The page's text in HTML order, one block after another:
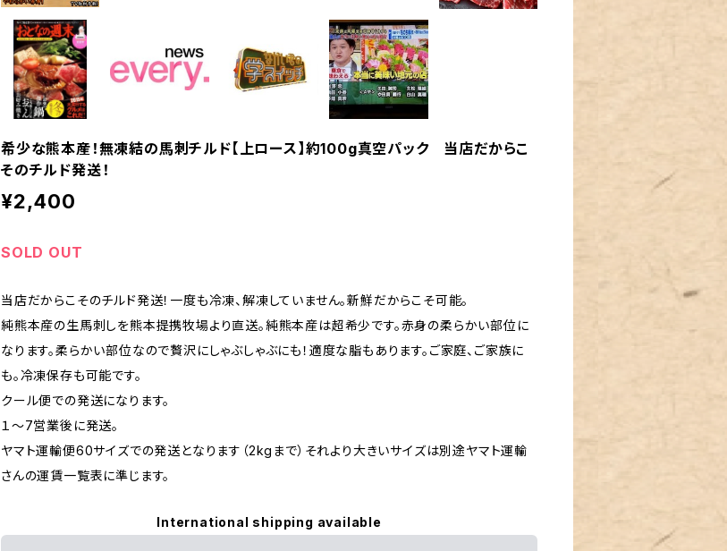
希少な熊本産！無凍結の馬刺チルド【上ロース】約100g真空パック 当店だからこ
そのチルド発送！
¥2,400
SOLD OUT
当店だからこそのチルド発送！一度も冷凍、解凍していません。新鮮だからこそ可能。
純熊本産の生馬刺しを熊本提携牧場より直送。純熊本産は超希少です。赤身の柔らかい部位に
なります。柔らかい部位なので贅沢にしゃぶしゃぶにも！適度な脂もあります。ご家庭、ご家族に
も。冷凍保存も可能です。
クール便での発送になります。
１～7営業後に発送。
ヤマト運輸便60サイズでの発送となります（2kgまで）それより大きいサイズは別途ヤマト運輸
さんの運賃一覧表に準じます。
International shipping available